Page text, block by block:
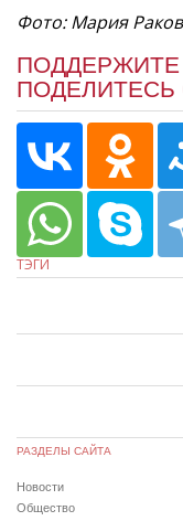
Фото: Мария
ТЭГИ
РАЗДЕЛЫ САЙТА
Новости
Общество